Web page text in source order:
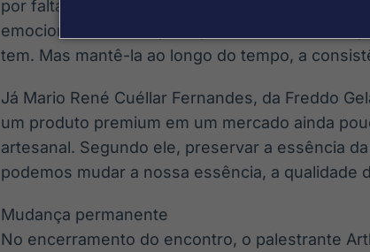
por falta de esforço, mas pela ausência de
emocional é um dos principais diferenciais de
tem. Mas mantê-la ao longo do tempo, a
Já Mario René Cuéllar Fernandes, da Freddo
um produto premium em um mercado ainda
artesanal. Segundo ele, preservar a essência
podemos mudar a nossa essência, a qualidade
Mudança permanente
No encerramento do encontro, o palestrante